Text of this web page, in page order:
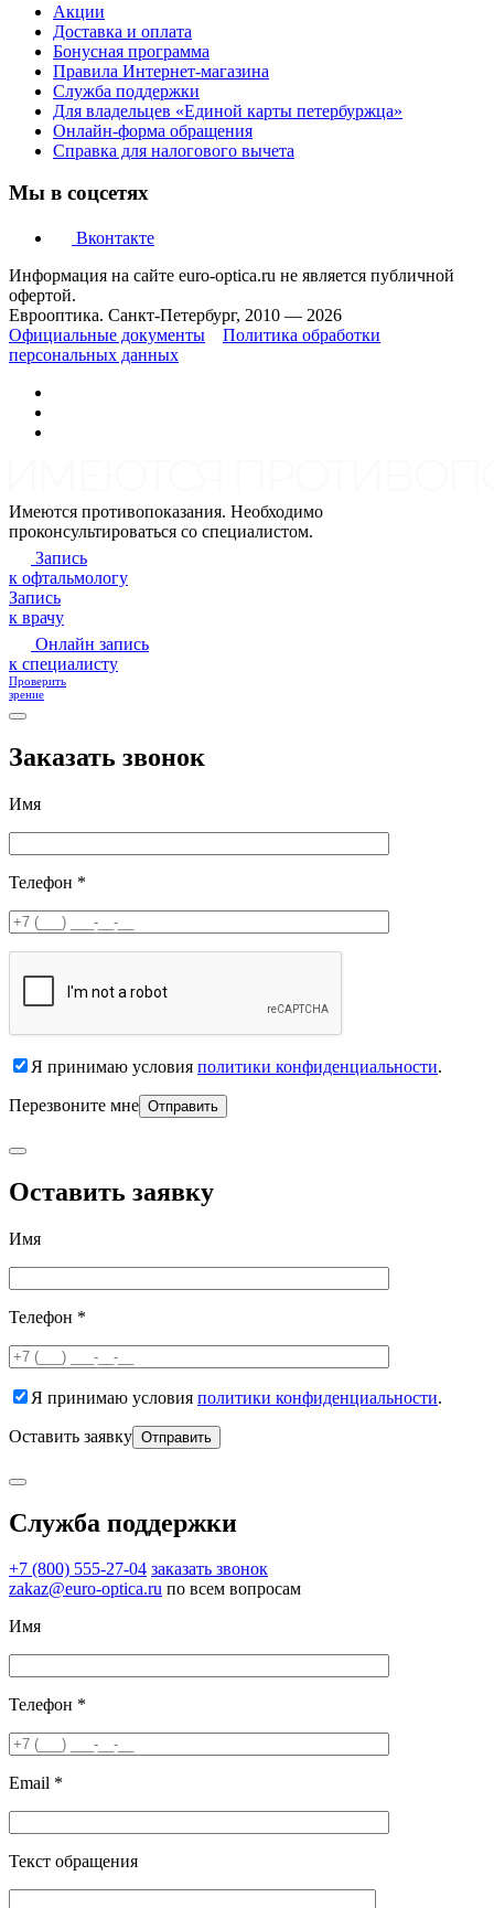
Акции
Доставка и оплата
Бонусная программа
Правила Интернет-магазина
Служба поддержки
Для владельцев «Единой карты петербуржца»
Онлайн-форма обращения
Справка для налогового вычета
Мы в соцсетях
Вконтакте
Информация на сайте euro-optica.ru не является публичной
офертой.
Еврооптика. Санкт-Петербург, 2010 — 2026
Официальные документы
Политика обработки
персональных данных
Имеются противопоказания. Необходимо
проконсультироваться со специалистом.
Запись
к офтальмологу
Запись
к врачу
Онлайн запись
к специалисту
Проверить
зрение
Заказать звонок
Имя
Телефон *
Я принимаю условия политики конфиденциальности.
Перезвоните мне
Оставить заявку
Имя
Телефон *
Я принимаю условия политики конфиденциальности.
Оставить заявку
Служба поддержки
+7 (800) 555-27-04 заказать звонок
zakaz@euro-optica.ru по всем вопросам
Имя
Телефон *
Email *
Текст обращения